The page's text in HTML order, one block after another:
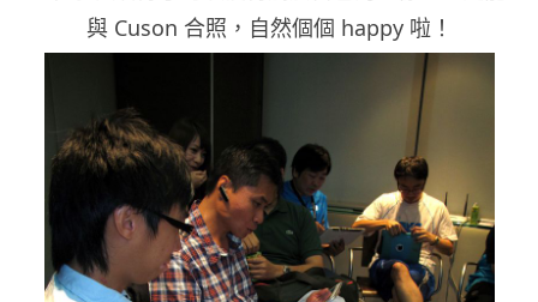
與 Cuson 合照，自然個個 happy 啦！